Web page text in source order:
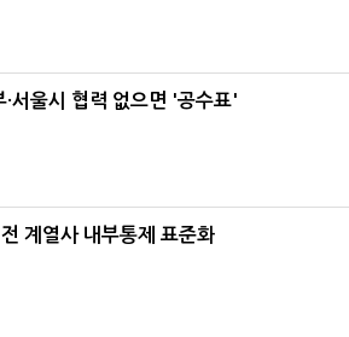
서울시 협력 없으면 '공수표'
계열사 내부통제 표준화